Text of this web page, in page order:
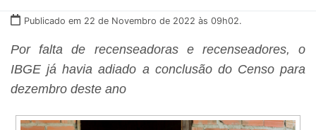
Publicado em 22 de Novembro de 2022 às 09h02.
Por falta de recenseadoras e recenseadores, o
IBGE já havia adiado a conclusão do Censo para
dezembro deste ano